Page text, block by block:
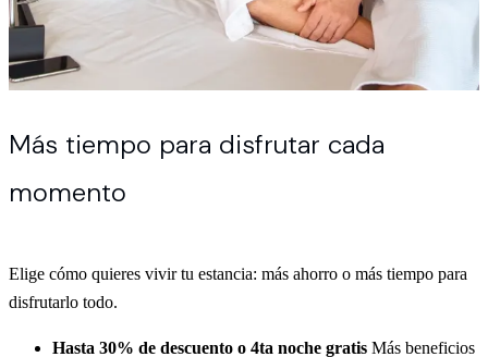
Más tiempo para disfrutar cada
momento
Elige cómo quieres vivir tu estancia: más ahorro o más tiempo para
disfrutarlo todo.
Hasta 30% de descuento o 4ta noche gratis Más beneficios